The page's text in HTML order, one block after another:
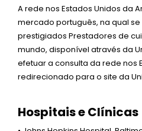
A rede nos Estados Unidos da
mercado português, na qual
prestigiados Prestadores de
mundo, disponível através da
efetuar a consulta da rede nos
redirecionado para o site da
Hospitais e Clínicas